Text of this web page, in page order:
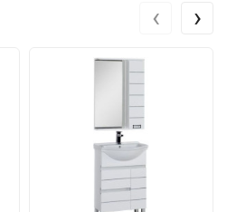
‹ ›